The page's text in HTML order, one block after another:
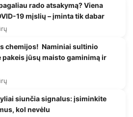
rado atsakymą? Viena
19 mįslių – įminta tik dabar
chemijos! Naminiai sultinio
pakeis jūsų maisto gaminimą ir
siunčia signalus: įsiminkite
kol nevėlu